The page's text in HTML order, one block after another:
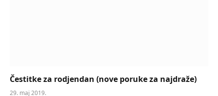
Čestitke za rodjendan (nove poruke za najdraže)
29. maj 2019.